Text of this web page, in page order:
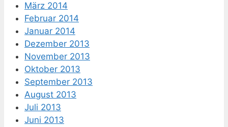
März 2014
Februar 2014
Januar 2014
Dezember 2013
November 2013
Oktober 2013
September 2013
August 2013
Juli 2013
Juni 2013